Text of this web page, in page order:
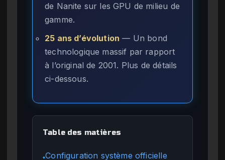
de Nanite sur les GPU de milieu de
gamme.
25 ans d’évolution — Un bond
technologique massif par rapport
à l’original de 2001. Plus de détails
ci-dessous.
Table des matières
●Configuration système officielle